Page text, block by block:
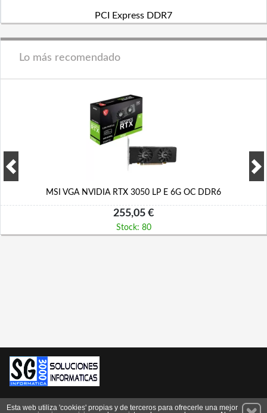
PCI Express DDR7
Lo más recomendado
MSI VGA NVIDIA RTX 3050 LP E 6G OC DDR6
255,05 €
Stock: 80
Esta web utiliza 'cookies' propias y de terceros para ofrecerle una mejor